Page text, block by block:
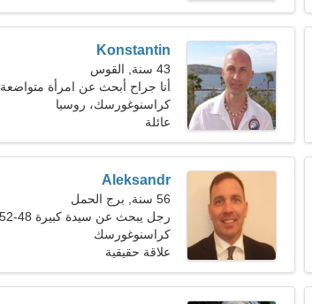
Konstantin
43 سنة, القوس
أنا جراح أبحث عن امرأة متواضعة
كراسنوغورسك، روسيا
عائلة
Aleksandr
56 سنة, برج الحمل
رجل يبحث عن سيدة كبيرة 48-52
كراسنوغورسك
علاقة حقيقية